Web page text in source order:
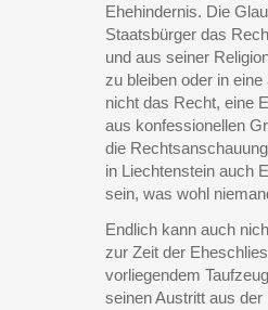
Ehehindernis. Die
Staatsbürger das
und aus seiner
zu bleiben oder in
nicht das Recht, eine
aus konfessionellen
die
in Liechtenstein auch
sein, was wohl
Endlich kann auch
zur Zeit der
vorliegendem
seinen Austritt aus